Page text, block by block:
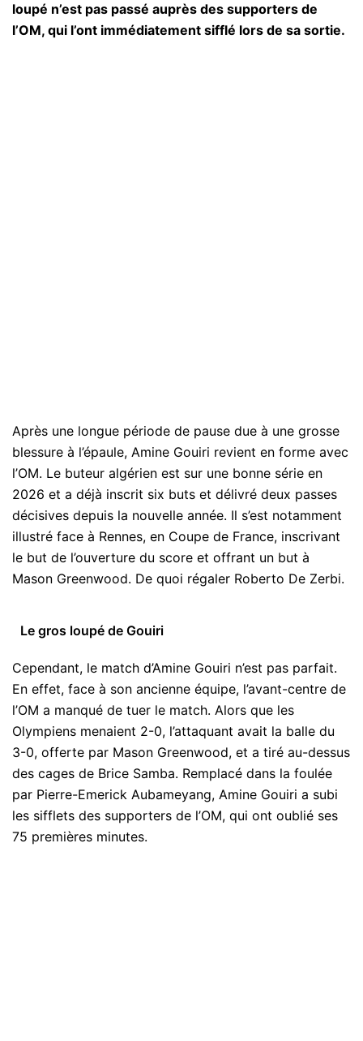
loupé n’est pas passé auprès des supporters de
l’OM, qui l’ont immédiatement sifflé lors de sa sortie.
Après une longue période de pause due à une grosse
blessure à l’épaule, Amine Gouiri revient en forme avec
l’OM. Le buteur algérien est sur une bonne série en
2026 et a déjà inscrit six buts et délivré deux passes
décisives depuis la nouvelle année. Il s’est notamment
illustré face à Rennes, en Coupe de France, inscrivant
le but de l’ouverture du score et offrant un but à
Mason Greenwood. De quoi régaler Roberto De Zerbi.
Le gros loupé de Gouiri
Cependant, le match d’Amine Gouiri n’est pas parfait.
En effet, face à son ancienne équipe, l’avant-centre de
l’OM a manqué de tuer le match. Alors que les
Olympiens menaient 2-0, l’attaquant avait la balle du
3-0, offerte par Mason Greenwood, et a tiré au-dessus
des cages de Brice Samba. Remplacé dans la foulée
par Pierre-Emerick Aubameyang, Amine Gouiri a subi
les sifflets des supporters de l’OM, qui ont oublié ses
75 premières minutes.